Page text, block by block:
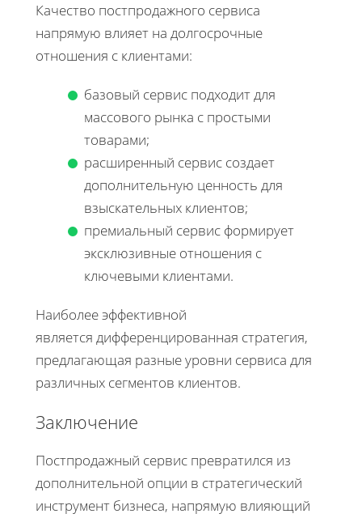
Качество постпродажного сервиса
напрямую влияет на долгосрочные
отношения с клиентами:
базовый сервис подходит для
массового рынка с простыми
товарами;
расширенный сервис создает
дополнительную ценность для
взыскательных клиентов;
премиальный сервис формирует
эксклюзивные отношения с
ключевыми клиентами.
Наиболее эффективной
является дифференцированная стратегия,
предлагающая разные уровни сервиса для
различных сегментов клиентов.
Заключение
Постпродажный сервис превратился из
дополнительной опции в стратегический
инструмент бизнеса, напрямую влияющий